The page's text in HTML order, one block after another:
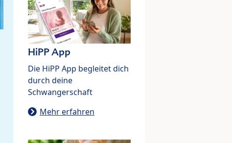
HiPP App
Die HiPP App begleitet dich
durch deine
Schwangerschaft
Mehr erfahren